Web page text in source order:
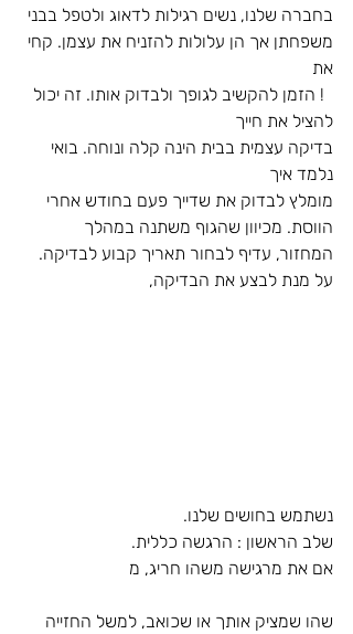
בחברה שלנו, נשים רגילות לדאוג ולטפל בבני
משפחתן אך הן עלולות להזניח את עצמן. קחי
את
  ! הזמן להקשיב לגופך ולבדוק אותו. זה יכול
להציל את חייך
בדיקה עצמית בבית הינה קלה ונוחה. בואי
נלמד איך
מומלץ לבדוק את שדייך פעם בחודש אחרי
הווסת. מכיוון שהגוף משתנה במהלך
המחזור, עדיף לבחור תאריך קבוע לבדיקה.
על מנת לבצע את הבדיקה,
נשתמש בחושים שלנו.
שלב הראשון : הרגשה כללית.
אם את מרגישה משהו חריג, מ
שהו שמציק אותך או שכואב, למשל החזייה